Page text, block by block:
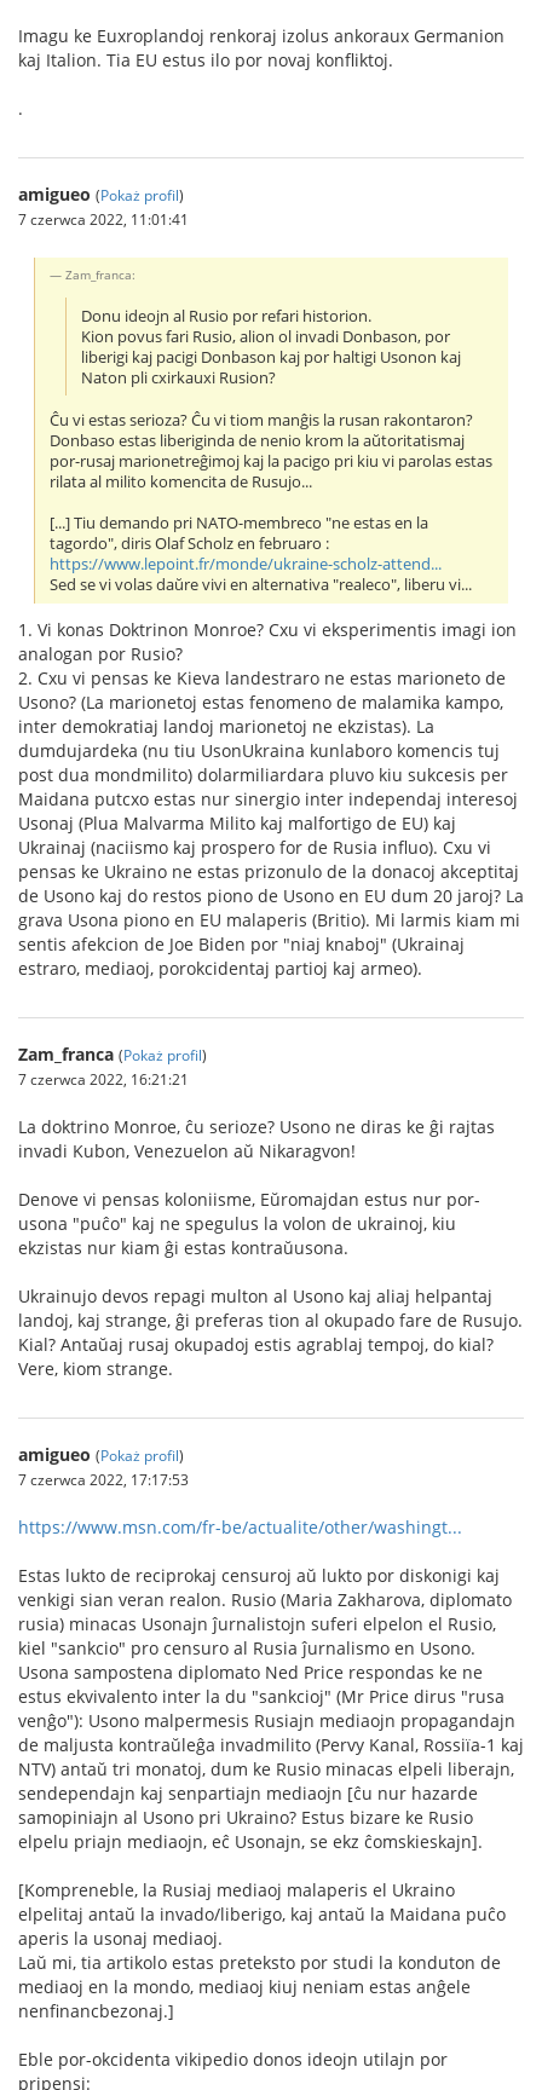
Imagu ke Euxroplandoj renkoraj izolus ankoraux Germanion
kaj Italion. Tia EU estus ilo por novaj konfliktoj.
.
amigueo (Pokaż profil)
7 czerwca 2022, 11:01:41
Zam_franca:
Donu ideojn al Rusio por refari historion.
Kion povus fari Rusio, alion ol invadi Donbason, por
liberigi kaj pacigi Donbason kaj por haltigi Usonon kaj
Naton pli cxirkauxi Rusion?
Ĉu vi estas serioza? Ĉu vi tiom manĝis la rusan rakontaron?
Donbaso estas liberiginda de nenio krom la aŭtoritatismaj
por-rusaj marionetreĝimoj kaj la pacigo pri kiu vi parolas estas
rilata al milito komencita de Rusujo...
[...] Tiu demando pri NATO-membreco "ne estas en la
tagordo", diris Olaf Scholz en februaro :
https://www.lepoint.fr/monde/ukraine-scholz-attend...
Sed se vi volas daŭre vivi en alternativa "realeco", liberu vi...
1. Vi konas Doktrinon Monroe? Cxu vi eksperimentis imagi ion
analogan por Rusio?
2. Cxu vi pensas ke Kieva landestraro ne estas marioneto de
Usono? (La marionetoj estas fenomeno de malamika kampo,
inter demokratiaj landoj marionetoj ne ekzistas). La
dumdujardeka (nu tiu UsonUkraina kunlaboro komencis tuj
post dua mondmilito) dolarmiliardara pluvo kiu sukcesis per
Maidana putcxo estas nur sinergio inter independaj interesoj
Usonaj (Plua Malvarma Milito kaj malfortigo de EU) kaj
Ukrainaj (naciismo kaj prospero for de Rusia influo). Cxu vi
pensas ke Ukraino ne estas prizonulo de la donacoj akceptitaj
de Usono kaj do restos piono de Usono en EU dum 20 jaroj? La
grava Usona piono en EU malaperis (Britio). Mi larmis kiam mi
sentis afekcion de Joe Biden por "niaj knaboj" (Ukrainaj
estraro, mediaoj, porokcidentaj partioj kaj armeo).
Zam_franca (Pokaż profil)
7 czerwca 2022, 16:21:21
La doktrino Monroe, ĉu serioze? Usono ne diras ke ĝi rajtas
invadi Kubon, Venezuelon aŭ Nikaragvon!
Denove vi pensas koloniisme, Eŭromajdan estus nur por-
usona "puĉo" kaj ne spegulus la volon de ukrainoj, kiu
ekzistas nur kiam ĝi estas kontraŭusona.
Ukrainujo devos repagi multon al Usono kaj aliaj helpantaj
landoj, kaj strange, ĝi preferas tion al okupado fare de Rusujo.
Kial? Antaŭaj rusaj okupadoj estis agrablaj tempoj, do kial?
Vere, kiom strange.
amigueo (Pokaż profil)
7 czerwca 2022, 17:17:53
https://www.msn.com/fr-be/actualite/other/washingt...
Estas lukto de reciprokaj censuroj aŭ lukto por diskonigi kaj
venkigi sian veran realon. Rusio (Maria Zakharova, diplomato
rusia) minacas Usonajn ĵurnalistojn suferi elpelon el Rusio,
kiel "sankcio" pro censuro al Rusia ĵurnalismo en Usono.
Usona sampostena diplomato Ned Price respondas ke ne
estus ekvivalento inter la du "sankcioj" (Mr Price dirus "rusa
venĝo"): Usono malpermesis Rusiajn mediaojn propagandajn
de maljusta kontraŭleĝa invadmilito (Pervy Kanal, Rossiïa-1 kaj
NTV) antaŭ tri monatoj, dum ke Rusio minacas elpeli liberajn,
sendependajn kaj senpartiajn mediaojn [ĉu nur hazarde
samopiniajn al Usono pri Ukraino? Estus bizare ke Rusio
elpelu priajn mediaojn, eĉ Usonajn, se ekz ĉomskieskajn].
[Kompreneble, la Rusiaj mediaoj malaperis el Ukraino
elpelitaj antaŭ la invado/liberigo, kaj antaŭ la Maidana puĉo
aperis la usonaj mediaoj.
Laŭ mi, tia artikolo estas preteksto por studi la konduton de
mediaoj en la mondo, mediaoj kiuj neniam estas anĝele
nenfinancbezonaj.]
Eble por-okcidenta vikipedio donos ideojn utilajn por
pripensi: